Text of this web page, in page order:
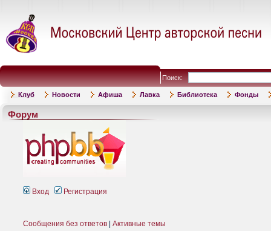
Поиск:
Клуб Новости Афиша Лавка Библиотека Фонды
Форум
Вход Регистрация
Сообщения без ответов Активные темы